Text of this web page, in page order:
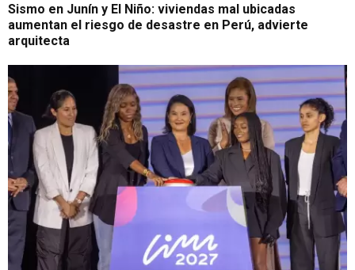
Sismo en Junín y El Niño: viviendas mal ubicadas
aumentan el riesgo de desastre en Perú, advierte
arquitecta